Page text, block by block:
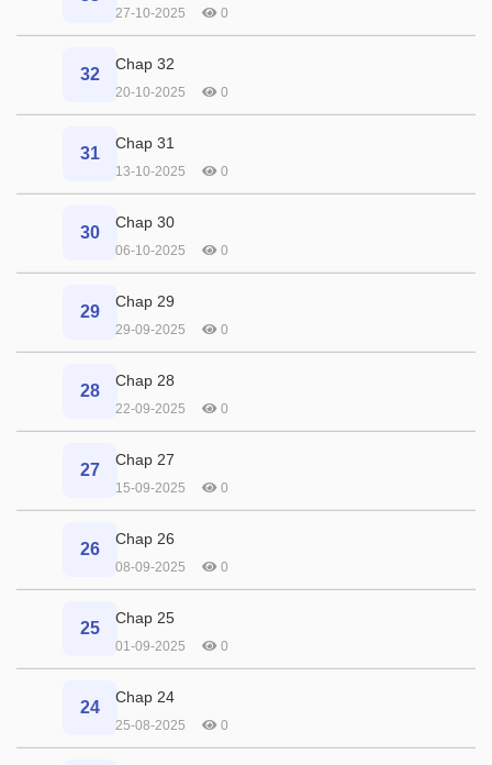
27-10-2025 0
32
Chap 32
20-10-2025 0
31
Chap 31
13-10-2025 0
30
Chap 30
06-10-2025 0
29
Chap 29
29-09-2025 0
28
Chap 28
22-09-2025 0
27
Chap 27
15-09-2025 0
26
Chap 26
08-09-2025 0
25
Chap 25
01-09-2025 0
24
Chap 24
25-08-2025 0